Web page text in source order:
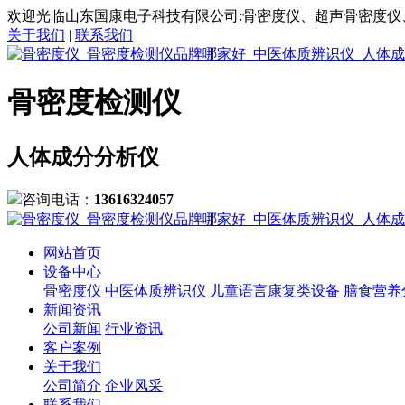
欢迎光临山东国康电子科技有限公司:骨密度仪、超声骨密度
关于我们 | 联系我们
骨密度检测仪
人体成分分析仪
咨询电话： 13616324057
网站首页
设备中心
骨密度仪 中医体质辨识仪 儿童语言康复类设备 膳食营
新闻资讯
公司新闻 行业资讯
客户案例
关于我们
公司简介 企业风采